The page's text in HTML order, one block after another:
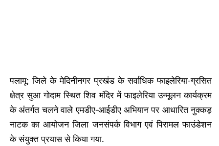
पलामू: जिले के मेदिनीनगर प्रखंड के सर्वाधिक फाइलेरिया-ग्रसित
क्षेत्र सुआ गोदाम स्थित शिव मंदिर में फाइलेरिया उन्मूलन कार्यक्रम
के अंतर्गत चलने वाले एमडीए-आईडीए अभियान पर आधारित नुक्कड़
नाटक का आयोजन जिला जनसंपर्क विभाग एवं पिरामल फाउंडेशन
के संयुक्त प्रयास से किया गया.